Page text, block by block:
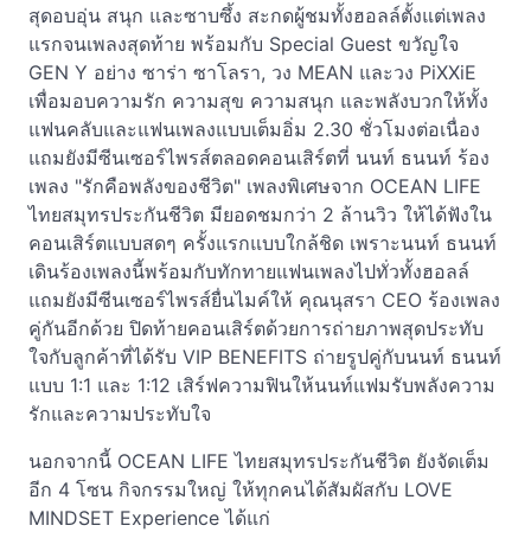
สุดอบอุ่น สนุก และซาบซึ้ง สะกดผู้ชมทั้งฮอลล์ตั้งแต่เพลง
แรกจนเพลงสุดท้าย พร้อมกับ Special Guest ขวัญใจ
GEN Y อย่าง ซาร่า ซาโลรา, วง MEAN และวง PiXXiE
เพื่อมอบความรัก ความสุข ความสนุก และพลังบวกให้ทั้ง
แฟนคลับและแฟนเพลงแบบเต็มอิ่ม 2.30 ชั่วโมงต่อเนื่อง
แถมยังมีซีนเซอร์ไพรส์ตลอดคอนเสิร์ตที่ นนท์ ธนนท์ ร้อง
เพลง "รักคือพลังของชีวิต" เพลงพิเศษจาก OCEAN LIFE
ไทยสมุทรประกันชีวิต มียอดชมกว่า 2 ล้านวิว ให้ได้ฟังใน
คอนเสิร์ตแบบสดๆ ครั้งแรกแบบใกล้ชิด เพราะนนท์ ธนนท์
เดินร้องเพลงนี้พร้อมกับทักทายแฟนเพลงไปทั่วทั้งฮอลล์
แถมยังมีซีนเซอร์ไพรส์ยื่นไมค์ให้ คุณนุสรา CEO ร้องเพลง
คู่กันอีกด้วย ปิดท้ายคอนเสิร์ตด้วยการถ่ายภาพสุดประทับ
ใจกับลูกค้าที่ได้รับ VIP BENEFITS ถ่ายรูปคู่กับนนท์ ธนนท์
แบบ 1:1 และ 1:12 เสิร์ฟความฟินให้นนท์แฟมรับพลังความ
รักและความประทับใจ
นอกจากนี้ OCEAN LIFE ไทยสมุทรประกันชีวิต ยังจัดเต็ม
อีก 4 โซน กิจกรรมใหญ่ ให้ทุกคนได้สัมผัสกับ LOVE
MINDSET Experience ได้แก่